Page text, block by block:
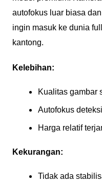
autofokus luar biasa
ingin masuk ke dunia
kantong.
Kelebihan:
Kualitas gambar
Autofokus
Harga relatif
Kekurangan:
Tidak ada